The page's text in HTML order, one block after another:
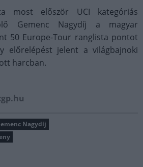
most először UCI kategóriás
Gemenc Nagydíj a magyar
50 Europe-Tour ranglista pontot
előrelépést jelent a világbajnoki
harcban.
Nagydíj